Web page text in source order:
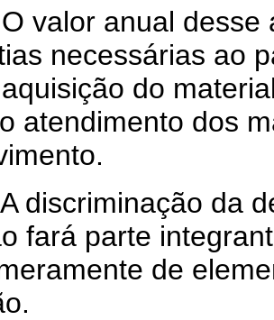
anual desse
necessárias ao
do
atendimento dos
da
fará parte
de